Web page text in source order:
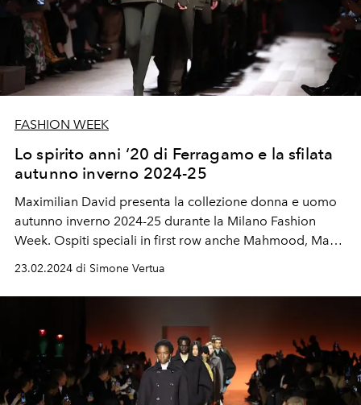
FASHION WEEK
Lo spirito anni ‘20 di Ferragamo e la sfilata
autunno inverno 2024-25
Maximilian David presenta la collezione donna e uomo
autunno inverno 2024-25 durante la Milano Fashion
Week. Ospiti speciali in first row anche Mahmood, Manu
Rios, Bianca Balti, Solange Knowels e Lee Jeno dei NCT.
23.02.2024 di Simone Vertua